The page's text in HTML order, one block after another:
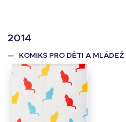
2014
KOMIKS PRO DĚTI A MLÁDEŽ